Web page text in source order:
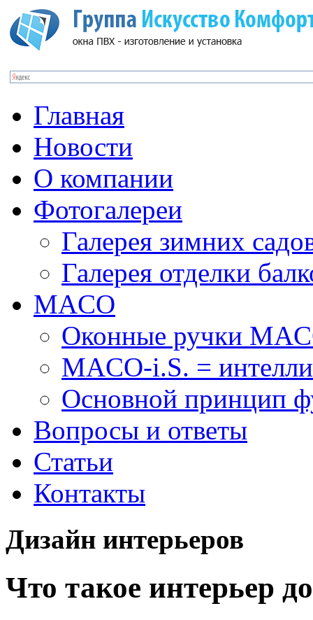
Главная
Новости
О компании
Фотогалереи
Галерея зимних
Галерея отделки
MACO
Оконные ручки
MACO-i.S. =
Основной принцип
Вопросы и ответы
Статьи
Контакты
Дизайн интерьеров
Что такое интерьер